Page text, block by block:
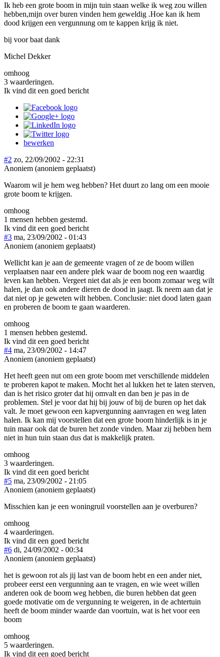
Ik heb een grote boom in mijn tuin staan welke ik weg zou willen
hebben,mijn over buren vinden hem geweldig .Hoe kan ik hem
dood krijgen een vergunnung om te kappen krijg ik niet.
bij voor baat dank
Michel Dekker
omhoog
3 waarderingen.
Ik vind dit een goed bericht
bewerken
#2 zo, 22/09/2002 - 22:31
Anoniem (anoniem geplaatst)
Waarom wil je hem weg hebben? Het duurt zo lang om een mooie
grote boom te krijgen.
omhoog
1 mensen hebben gestemd.
Ik vind dit een goed bericht
#3 ma, 23/09/2002 - 01:43
Anoniem (anoniem geplaatst)
Wellicht kan je aan de gemeente vragen of ze de boom willen
verplaatsen naar een andere plek waar de boom nog een waardig
leven kan hebben. Vergeet niet dat als je een boom zomaar weg wilt
halen, je dan ook andere dieren de dood in jaagt. Ik neem aan dat je
dat niet op je geweten wilt hebben. Conclusie: niet dood laten gaan
en proberen de boom te gaan waarderen.
omhoog
1 mensen hebben gestemd.
Ik vind dit een goed bericht
#4 ma, 23/09/2002 - 14:47
Anoniem (anoniem geplaatst)
Het heeft geen nut om een grote boom met verschillende middelen
te proberen kapot te maken. Mocht het al lukken het te laten sterven,
dan is het risico groter dat hij omvalt en dan ben je pas in de
problemen. Stel je voor dat hij bij jouw of bij de buren op het dak
valt. Je moet gewoon een kapvergunning aanvragen en weg laten
halen. Ik kan mij voorstellen dat een grote boom hinderlijk is in je
tuin maar ook dat de buren het zonde vinden. Maar zij hebben hem
niet in hun tuin staan dus dat is makkelijk praten.
omhoog
3 waarderingen.
Ik vind dit een goed bericht
#5 ma, 23/09/2002 - 21:05
Anoniem (anoniem geplaatst)
Misschien kan je een woningruil voorstellen aan je overburen?
omhoog
4 waarderingen.
Ik vind dit een goed bericht
#6 di, 24/09/2002 - 00:34
Anoniem (anoniem geplaatst)
het is gewoon rot als jij last van de boom hebt en een ander niet,
probeer eerst een vergunning aan te vragen, en wie weet willen
anderen ook de boom weg hebben, die buren hebben dat geen
goede motivatie om de vergunning te weigeren, in de achtertuin
heeft de boom minder waarde dan voortuin, wat is het voor een
boom
omhoog
5 waarderingen.
Ik vind dit een goed bericht